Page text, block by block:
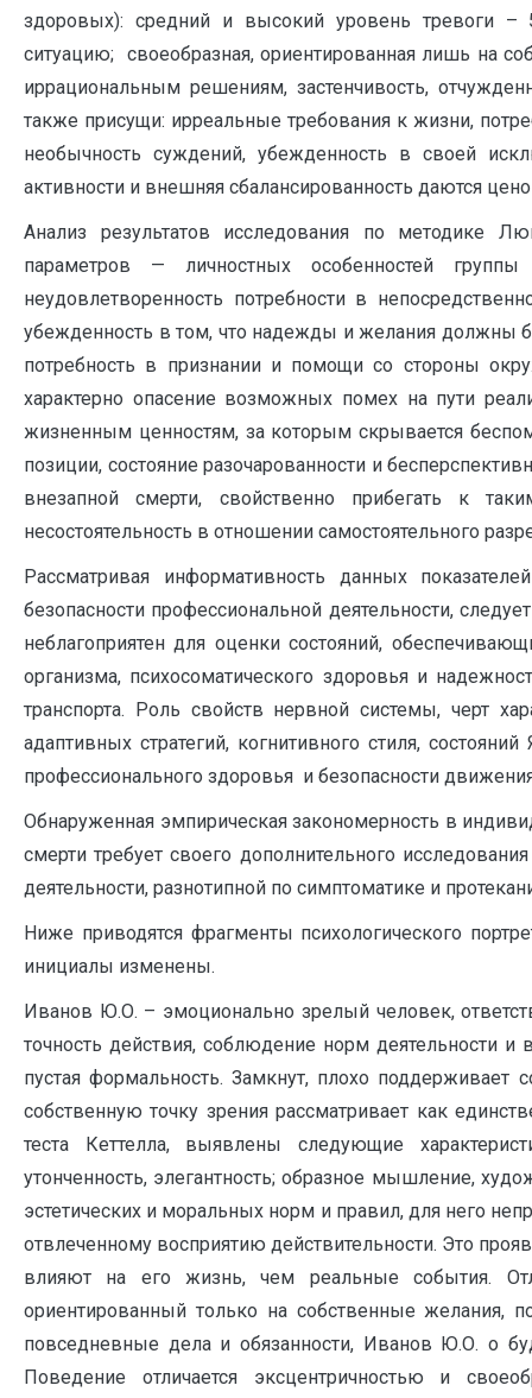
здоровых): средний и высокий уровень тревоги
ситуацию; своеобразная, ориентированная лишь на
иррациональным решениям, застенчивость,
также присущи: ирреальные требования к жизни,
необычность суждений, убежденность в своей
активности и внешняя сбалансированность даются
Анализ результатов исследования по методике
параметров — личностных особенностей
неудовлетворенность потребности в
убежденность в том, что надежды и желания должны
потребность в признании и помощи со стороны
характерно опасение возможных помех на пути
жизненным ценностям, за которым скрывается
позиции, состояние разочарованности и
внезапной смерти, свойственно прибегать к
несостоятельность в отношении самостоятельного
Рассматривая информативность данных
безопасности профессиональной деятельности,
неблагоприятен для оценки состояний,
организма, психосоматического здоровья и
транспорта. Роль свойств нервной системы, черт
адаптивных стратегий, когнитивного стиля,
профессионального здоровья и безопасности
Обнаруженная эмпирическая закономерность в
смерти требует своего дополнительного
деятельности, разнотипной по симптоматике и
Ниже приводятся фрагменты психологического
инициалы изменены.
Иванов Ю.О. – эмоционально зрелый человек,
точность действия, соблюдение норм деятельности
пустая формальность. Замкнут, плохо поддерживает
собственную точку зрения рассматривает как
теста Кеттелла, выявлены следующие
утонченность, элегантность; образное мышление,
эстетических и моральных норм и правил, для него
отвлеченному восприятию действительности. Это
влияют на его жизнь, чем реальные события.
ориентированный только на собственные
повседневные дела и обязанности, Иванов Ю.О. о
Поведение отличается эксцентричностью и